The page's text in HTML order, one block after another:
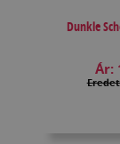
Dunkle
Ár: